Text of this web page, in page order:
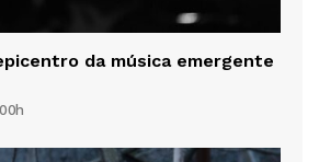
da música emergente